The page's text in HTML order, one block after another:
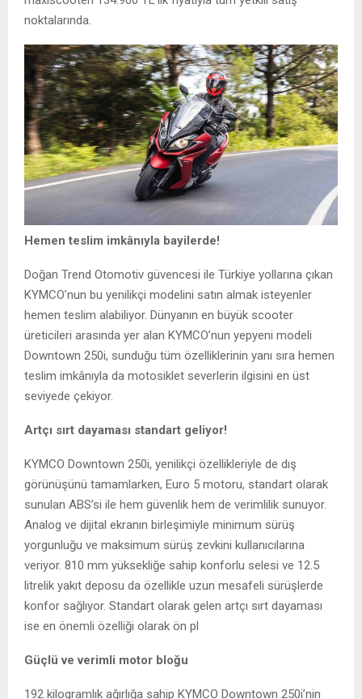
noktalarında.
Hemen teslim imkânıyla bayilerde!
Doğan Trend Otomotiv güvencesi ile Türkiye yollarına çıkan
KYMCO’nun bu yenilikçi modelini satın almak isteyenler
hemen teslim alabiliyor. Dünyanın en büyük scooter
üreticileri arasında yer alan KYMCO’nun yepyeni modeli
Downtown 250i, sunduğu tüm özelliklerinin yanı sıra hemen
teslim imkânıyla da motosiklet severlerin ilgisini en üst
seviyede çekiyor.
Artçı sırt dayaması standart geliyor!
KYMCO Downtown 250i, yenilikçi özellikleriyle de dış
görünüşünü tamamlarken, Euro 5 motoru, standart olarak
sunulan ABS’si ile hem güvenlik hem de verimlilik sunuyor.
Analog ve dijital ekranın birleşimiyle minimum sürüş
yorgunluğu ve maksimum sürüş zevkini kullanıcılarına
veriyor. 810 mm yüksekliğe sahip konforlu selesi ve 12.5
litrelik yakıt deposu da özellikle uzun mesafeli sürüşlerde
konfor sağlıyor. Standart olarak gelen artçı sırt dayaması
ise en önemli özelliği olarak ön pl
Güçlü ve verimli motor bloğu
192 kilogramlık ağırlığa sahip KYMCO Downtown 250i’nin